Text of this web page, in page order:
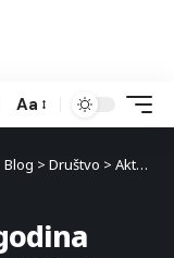
Aa
Blog > Društvo > Aktuelnosti